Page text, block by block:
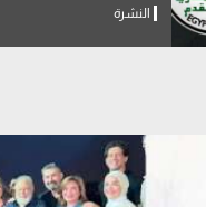
النشرة